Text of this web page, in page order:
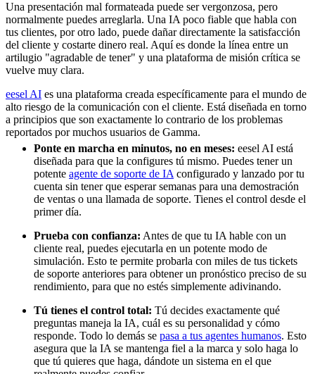
Una presentación mal formateada puede ser vergonzosa, pero
normalmente puedes arreglarla. Una IA poco fiable que habla con
tus clientes, por otro lado, puede dañar directamente la satisfacción
del cliente y costarte dinero real. Aquí es donde la línea entre un
artilugio "agradable de tener" y una plataforma de misión crítica se
vuelve muy clara.
eesel AI es una plataforma creada específicamente para el mundo de
alto riesgo de la comunicación con el cliente. Está diseñada en torno
a principios que son exactamente lo contrario de los problemas
reportados por muchos usuarios de Gamma.
Ponte en marcha en minutos, no en meses: eesel AI está
diseñada para que la configures tú mismo. Puedes tener un
potente agente de soporte de IA configurado y lanzado por tu
cuenta sin tener que esperar semanas para una demostración
de ventas o una llamada de soporte. Tienes el control desde el
primer día.
Prueba con confianza: Antes de que tu IA hable con un
cliente real, puedes ejecutarla en un potente modo de
simulación. Esto te permite probarla con miles de tus tickets
de soporte anteriores para obtener un pronóstico preciso de su
rendimiento, para que no estés simplemente adivinando.
Tú tienes el control total: Tú decides exactamente qué
preguntas maneja la IA, cuál es su personalidad y cómo
responde. Todo lo demás se pasa a tus agentes humanos. Esto
asegura que la IA se mantenga fiel a la marca y solo haga lo
que tú quieres que haga, dándote un sistema en el que